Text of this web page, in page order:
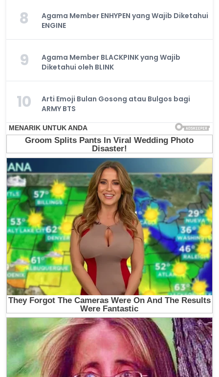
8
Agama Member ENHYPEN yang Wajib Diketahui
ENGINE
9
Agama Member BLACKPINK yang Wajib
Diketahui oleh BLINK
10
Arti Emoji Bulan Gosong atau Bulgos bagi
ARMY BTS